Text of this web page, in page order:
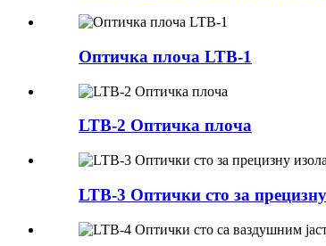
Оптичка плоча LTB-1
LTB-2 Оптичка плоча
LTB-3 Оптички сто за